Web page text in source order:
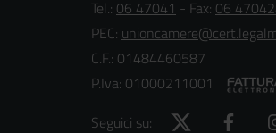
Tel.: 06 47041 - Fax: 06
PEC:
C.F.: 01484460587
P.Iva: 01000211001
Seguici su:
Twitter